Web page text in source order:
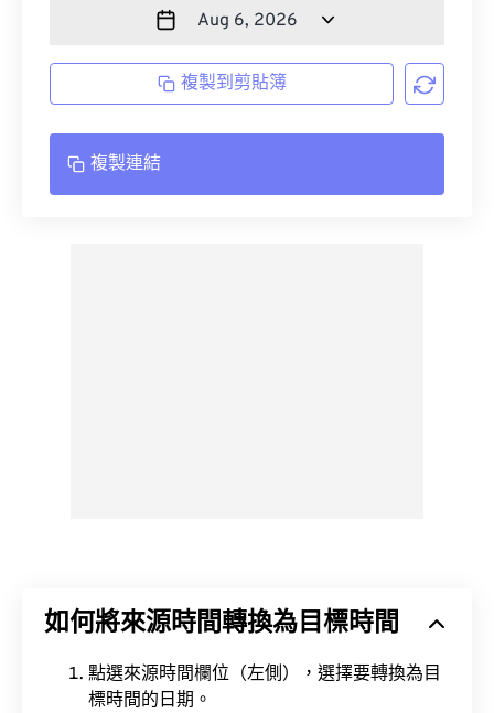
複製到剪貼簿
複製連結
如何將來源時間轉換為目標時間
點選來源時間欄位（左側），選擇要轉換為目
標時間的日期。